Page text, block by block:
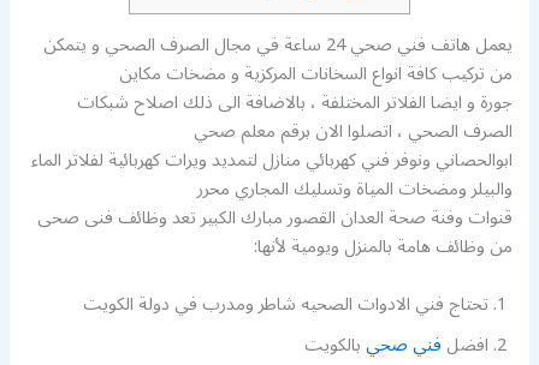
يعمل هاتف فني صحي 24 ساعة في مجال الصرف الصحي و يتمكن
من تركيب كافة انواع السخانات المركزية و مضخات مكاين
جورة و ايضا الفلاتر المختلفة ، بالاضافة الى ذلك اصلاح شبكات
الصرف الصحي ، اتصلوا الان برقم معلم صحي
ابوالحصاني ونوفر فني كهربائي منازل لتمديد ويرات كهربائية لفلاتر الماء
والبيلر ومضخات المياة وتسليك المجاري محرر
قنوات وفنة صحة العدان القصور مبارك الكبير تعد وظائف فنى صحى
من وظائف هامة بالمنزل ويومية لأنها:
تحتاج فني الادوات الصحيه شاطر ومدرب في دولة الكويت
افضلفني صحيبالكويت